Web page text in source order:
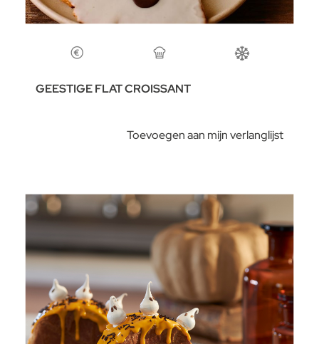
GEESTIGE FLAT CROISSANT
Toevoegen aan mijn verlanglijst